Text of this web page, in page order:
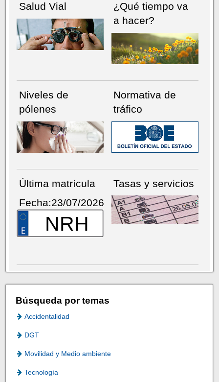
Salud Vial
¿Qué tiempo va
a hacer?
Niveles de
pólenes
Normativa de
tráfico
Última matrícula
Fecha:23/07/2026
NRH
Tasas y servicios
Búsqueda por temas
Accidentalidad
DGT
Movilidad y Medio ambiente
Tecnología